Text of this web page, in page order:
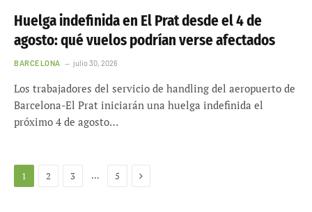
Huelga indefinida en El Prat desde el 4 de
agosto: qué vuelos podrían verse afectados
BARCELONA julio 30, 2026
Los trabajadores del servicio de handling del aeropuerto de
Barcelona-El Prat iniciarán una huelga indefinida el
próximo 4 de agosto…
1 2 3 … 5 Siguiente